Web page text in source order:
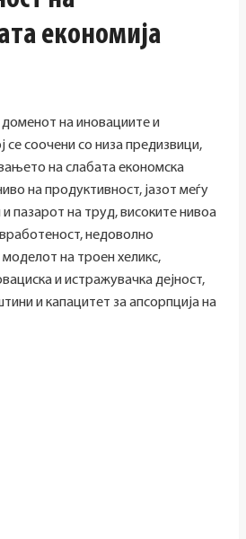
економија
доменот на иновациите и
се соочени со низа предизвици,
на слабата економска
на продуктивност, јазот меѓу
пазарот на труд, високите нивоа
недоволно
на троен хеликс,
и истражувачка дејност,
и капацитет за апсорпција на